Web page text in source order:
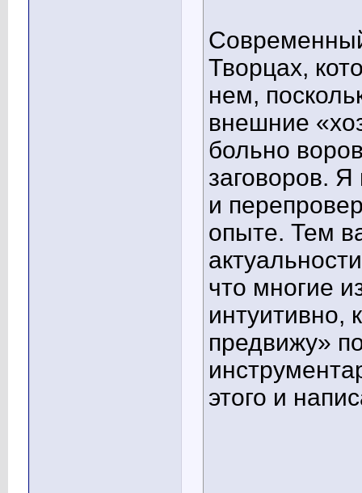
Творцах,
нем,
внешние
больно
заговоров. Я
и
опыте. Тем
что многие
интуитивно,
предвижу»
этого и